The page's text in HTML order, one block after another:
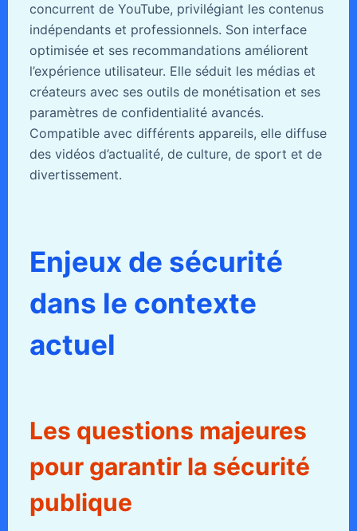
concurrent de YouTube, privilégiant les contenus
indépendants et professionnels. Son interface
optimisée et ses recommandations améliorent
l’expérience utilisateur. Elle séduit les médias et
créateurs avec ses outils de monétisation et ses
paramètres de confidentialité avancés.
Compatible avec différents appareils, elle diffuse
des vidéos d’actualité, de culture, de sport et de
divertissement.
Enjeux de sécurité
dans le contexte
actuel
Les questions majeures
pour garantir la sécurité
publique